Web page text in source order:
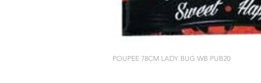
POUPEE 78CM LADY BUG WB PUB20